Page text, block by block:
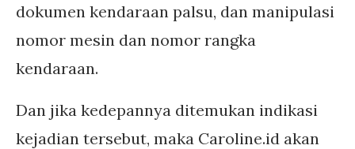
dokumen kendaraan palsu, dan manipulasi
nomor mesin dan nomor rangka
kendaraan.
Dan jika kedepannya ditemukan indikasi
kejadian tersebut, maka Caroline.id akan